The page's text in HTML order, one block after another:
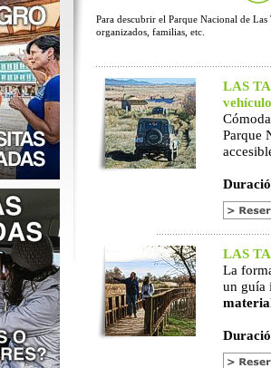
Para descubrir el Parque Nacional de
organizados, familias, etc.
LAS
vehículo
Parque
LAS
La
un guía